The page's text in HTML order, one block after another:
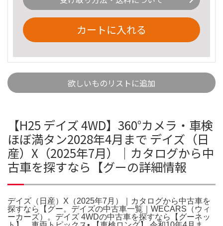
カートに入れる
欲しいものリストに追加
【H25 デイズ 4WD】360°カメラ・車検
ほぼ満タン2028年4月まで デイズ（日
産）X（2025年7月）｜カタログから中
古車を探すなら【グーの詳細情報
デイズ（日産）X（2025年7月）｜カタログから中古車を
探すなら【グー。デイズの中古車一覧｜WECARS（ウィ
ーカーズ）。デイズ 4WDの中古車を探すなら【グーネッ